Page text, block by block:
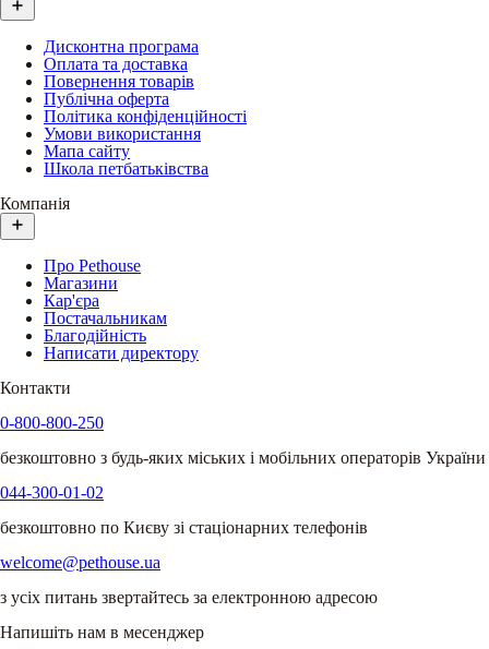
Дисконтна програма
Оплата та доставка
Повернення товарів
Публічна оферта
Політика конфіденційності
Умови використання
Мапа сайту
Школа петбатьківства
Компанія
Про Pethouse
Магазини
Кар'єра
Постачальникам
Благодійність
Написати директору
Контакти
0-800-800-250
безкоштовно з будь-яких міських і мобільних операторів України
044-300-01-02
безкоштовно по Києву зі стаціонарних телефонів
welcome@pethouse.ua
з усіх питань звертайтесь за електронною адресою
Напишіть нам в месенджер